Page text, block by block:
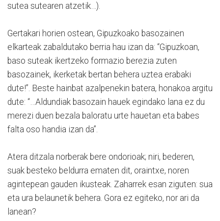
sutea sutearen atzetik…).
Gertakari horien ostean, Gipuzkoako basozainen
elkarteak zabaldutako berria hau izan da: “Gipuzkoan,
baso suteak ikertzeko formazio berezia zuten
basozainek, ikerketak bertan behera uztea erabaki
dute!”. Beste hainbat azalpenekin batera, honakoa argitu
dute: “…Aldundiak basozain hauek egindako lana ez du
merezi duen bezala baloratu urte hauetan eta babes
falta oso handia izan da”.
Atera ditzala norberak bere ondorioak; niri, bederen,
suak besteko beldurra ematen dit, oraintxe, noren
agintepean gauden ikusteak. Zaharrek esan ziguten: sua
eta ura belaunetik behera. Gora ez egiteko, nor ari da
lanean?